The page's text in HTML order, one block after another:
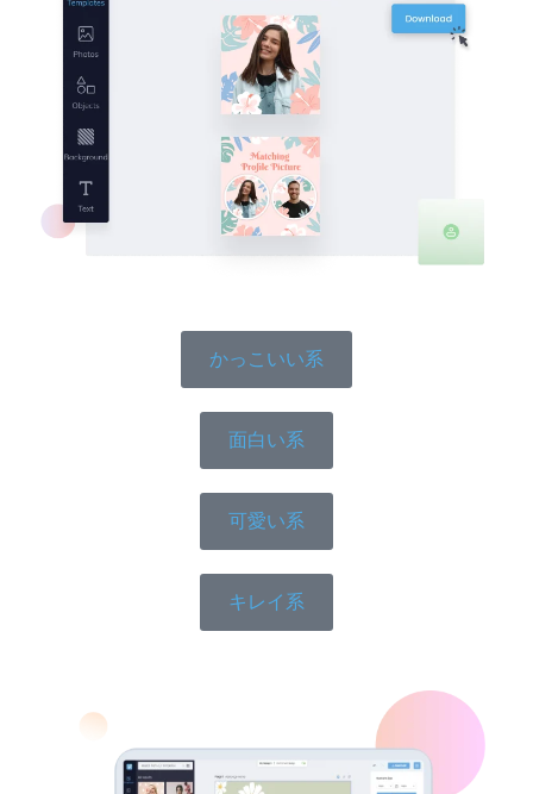
かっこいい系
面白い系
可愛い系
キレイ系